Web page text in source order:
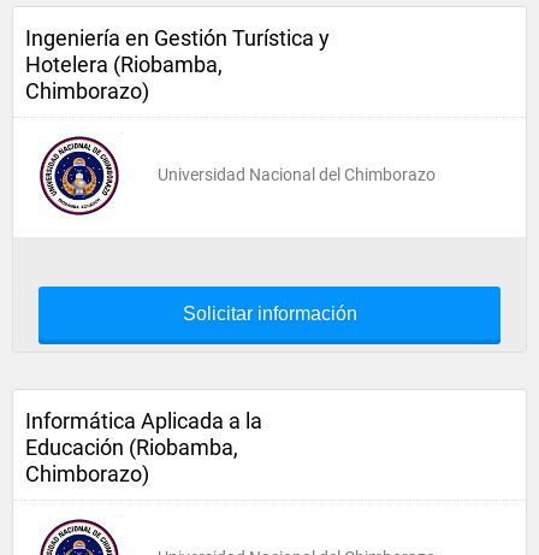
Ingeniería en Gestión Turística y
Hotelera (Riobamba,
Chimborazo)
Universidad Nacional del Chimborazo
Solicitar información
Informática Aplicada a la
Educación (Riobamba,
Chimborazo)